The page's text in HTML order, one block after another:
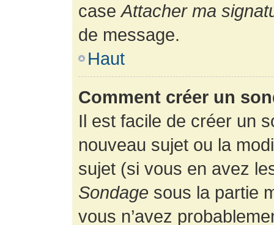
caseAttacher ma
de message.
Haut
Comment créer un
Il est facile de créer un
nouveau sujet ou la
sujet (si vous en avez
Sondage sous la partie
vous n’avez